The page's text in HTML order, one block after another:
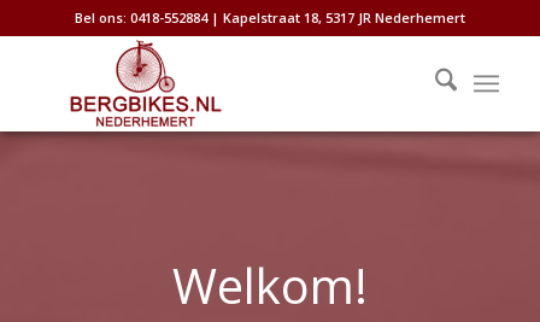
Bel ons: 0418-552884 | Kapelstraat 18, 5317 JR Nederhemert
Welkom!